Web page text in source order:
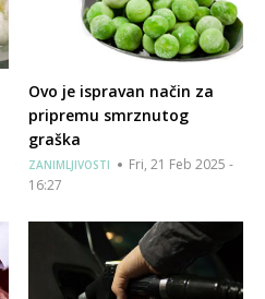
Ovo je ispravan način za
pripremu smrznutog
graška
ZANIMLJIVOSTI
Fri, 21 Feb 2025 -
16:27